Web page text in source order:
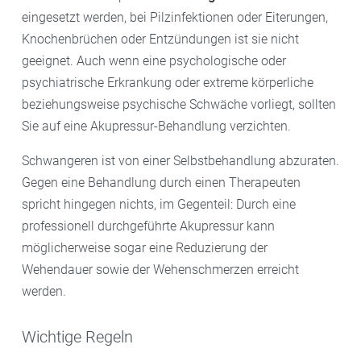
entspannen.
Wie lange Sie auf der Matte liegen, hängt von Ihrem
eigenen Wohlbefinden ab. Bei Forschungsarbeiten,
die auf positive Effekte im Bereich der
Schmerzreduzierung in Nacken- und Rückenbereich
und Verbesserung bei Schlafproblemen hinweisen,
war einetägliche Anwendungsdauer von 30 Minuten
die Regel.
eingesetzt werden, bei Pilzinfektionen oder Eiterungen,
Knochenbrüchen oder Entzündungen ist sie nicht
geeignet. Auch wenn eine psychologische oder
psychiatrische Erkrankung oder extreme körperliche
beziehungsweise psychische Schwäche vorliegt, sollten
Sie auf eine Akupressur-Behandlung verzichten.
Schwangeren ist von einer Selbstbehandlung abzuraten.
Gegen eine Behandlung durch einen Therapeuten
spricht hingegen nichts, im Gegenteil: Durch eine
professionell durchgeführte Akupressur kann
möglicherweise sogar eine Reduzierung der
Wehendauer sowie der Wehenschmerzen erreicht
werden.
Wichtige Regeln